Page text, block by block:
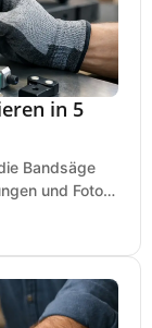
in 5
Bandsäge
und Fotos